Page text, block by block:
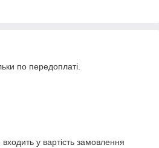
по передоплаті.
у вартість замовлення